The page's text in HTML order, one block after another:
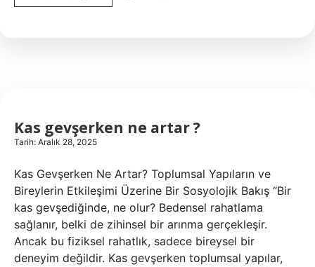
romatizması
Kas gevşerken ne artar ?
Tarih: Aralık 28, 2025
Kas Gevşerken Ne Artar? Toplumsal Yapıların ve
Bireylerin Etkileşimi Üzerine Bir Sosyolojik Bakış “Bir
kas gevşediğinde, ne olur? Bedensel rahatlama
sağlanır, belki de zihinsel bir arınma gerçekleşir.
Ancak bu fiziksel rahatlık, sadece bireysel bir
deneyim değildir. Kas gevşerken toplumsal yapılar,